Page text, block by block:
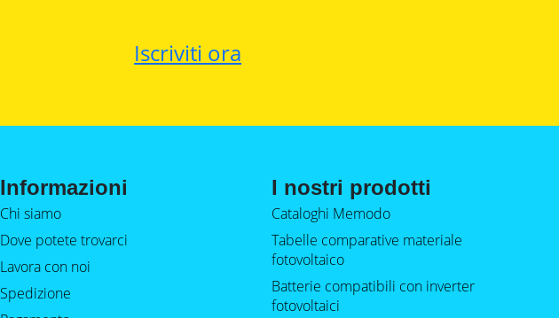
Iscriviti ora
Informazioni
Chi siamo
Dove potete trovarci
Lavora con noi
Spedizione
I nostri prodotti
Cataloghi Memodo
Tabelle comparative materiale
fotovoltaico
Batterie compatibili con inverter
fotovoltaici